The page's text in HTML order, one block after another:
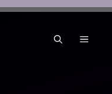
MENU